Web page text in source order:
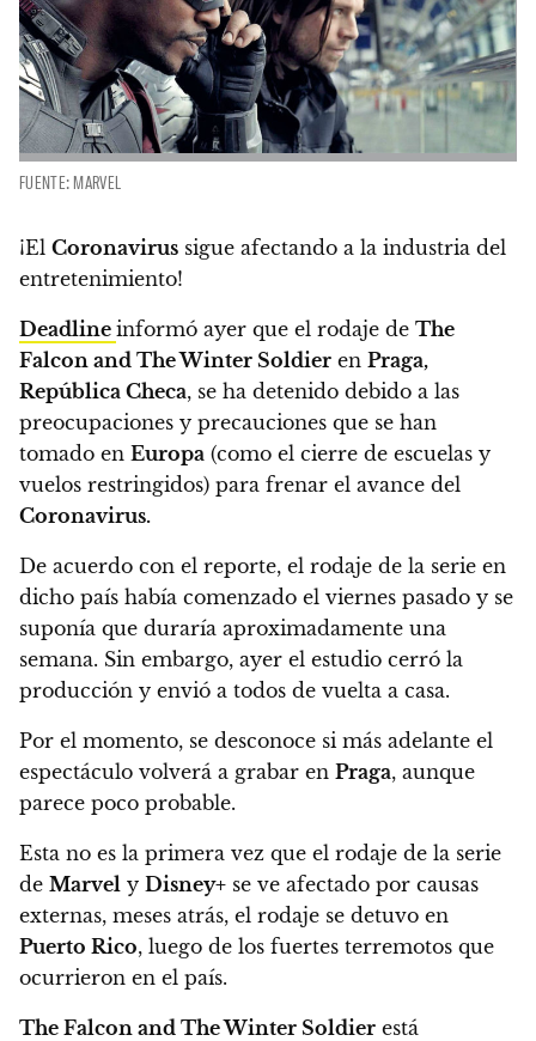
FUENTE: MARVEL
¡El Coronavirus sigue afectando a la industria del
entretenimiento!
Deadline informó ayer que el rodaje de The
Falcon and The Winter Soldier en Praga,
República Checa, se ha detenido debido a las
preocupaciones y precauciones que se han
tomado en Europa (como el cierre de escuelas y
vuelos restringidos) para frenar el avance del
Coronavirus.
De acuerdo con el reporte, el rodaje de la serie en
dicho país había comenzado el viernes pasado y se
suponía que duraría aproximadamente una
semana. Sin embargo, ayer el estudio cerró la
producción y envió a todos de vuelta a casa.
Por el momento, se desconoce si más adelante el
espectáculo volverá a grabar en Praga, aunque
parece poco probable.
Esta no es la primera vez que el rodaje de la serie
de Marvel y Disney+ se ve afectado por causas
externas, meses atrás, el rodaje se detuvo en
Puerto Rico, luego de los fuertes terremotos que
ocurrieron en el país.
The Falcon and The Winter Soldier está